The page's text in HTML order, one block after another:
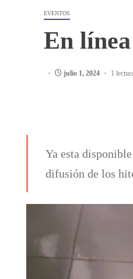
EVENTOS
En
julio 1, 2024 1
Ya esta
difusión de los